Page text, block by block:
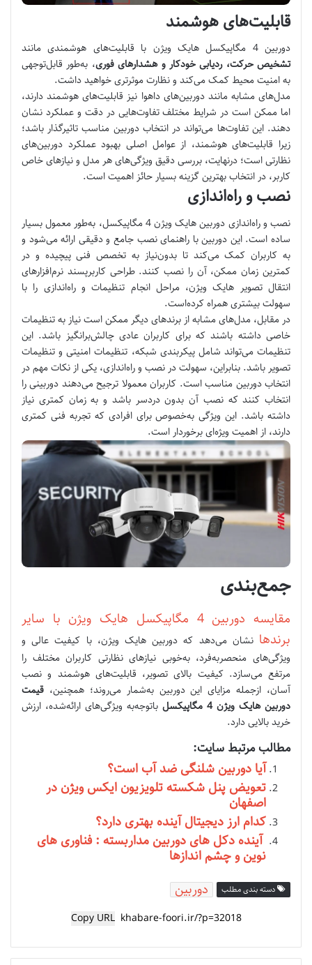
قابلیت‌های هوشمند
دوربین‌ 4 مگاپیکسل هایک ویژن با قابلیت‌های هوشمندی مانند
تشخیص حرکت، ردیابی خودکار و هشدارهای فوری، به‌طور قابل‌توجهی
به امنیت محیط کمک می‌کند و نظارت موثرتری خواهید داشت.
مدل‌های مشابه مانند دوربین‌های داهوا نیز قابلیت‌های هوشمند دارند،
اما ممکن است در شرایط مختلف تفاوت‌هایی در دقت و عملکرد نشان
دهند. این تفاوت‌ها می‌تواند در انتخاب دوربین مناسب تاثیرگذار باشد؛
زیرا قابلیت‌های هوشمند، از عوامل اصلی بهبود عملکرد دوربین‌های
نظارتی است؛ درنهایت، بررسی دقیق ویژگی‌های هر مدل و نیازهای خاص
کاربر، در انتخاب بهترین گزینه بسیار حائز اهمیت است.
نصب و راه‌اندازی
نصب و راه‌اندازی دوربین هایک ویژن 4 مگاپیکسل، به‌طور معمول بسیار
ساده است. این دوربین‌ با راهنمای نصب جامع و دقیقی ارائه می‌شود و
به کاربران کمک می‌کند تا بدون‌نیاز به تخصص فنی پیچیده و در
کمترین زمان ممکن، آن را نصب کنند. طراحی کاربر‌پسند نرم‌افزارهای
انتقال تصویر هایک ویژن، مراحل انجام تنظیمات و راه‌اندازی را با
سهولت بیشتری همراه کرده‌است.
در مقابل، مدل‌های مشابه از برندهای دیگر ممکن است نیاز به تنظیمات
خاصی داشته باشند که برای کاربران عادی چالش‌برانگیز باشد. این
تنظیمات می‌تواند شامل پیکربندی شبکه، تنظیمات امنیتی و تنظیمات
تصویر باشد. بنابراین، سهولت در نصب و راه‌اندازی، یکی از نکات مهم در
انتخاب دوربین مناسب است. کاربران معمولا ترجیح می‌دهند دوربینی را
انتخاب کنند که نصب آن بدون دردسر باشد و به زمان کمتری نیاز
داشته باشد. این ویژگی به‌خصوص برای افرادی که تجربه فنی کمتری
دارند، از اهمیت ویژه‌ای برخوردار است.
جمع‌بندی
مقایسه دوربین 4 مگاپیکسل هایک ویژن با سایر
برندها نشان می‌دهد که دوربین هایک ویژن، با کیفیت عالی و
ویژگی‌های منحصربه‌فرد، به‌خوبی نیازهای نظارتی کاربران مختلف را
مرتفع می‌سازد. کیفیت بالای تصویر، قابلیت‌های هوشمند و نصب
آسان، از‌جمله مزایای این دوربین به‌شمار می‌روند؛ همچنین، قیمت
دوربین هایک ویژن 4 مگاپیکسل
با‌توجه‌به ویژگی‌های ارائه‌شده، ارزش
خرید بالایی دارد.
مطالب مرتبط سایت:
آیا دوربین شلنگی ضد آب است؟
تعویض پنل شکسته تلویزیون ایکس ویژن در
اصفهان
کدام ارز دیجیتال آینده بهتری دارد؟
آینده دکل های دوربین مداربسته : فناوری های
نوین و چشم اندازها
دسته بندی مطلب دوربین
Copy URL